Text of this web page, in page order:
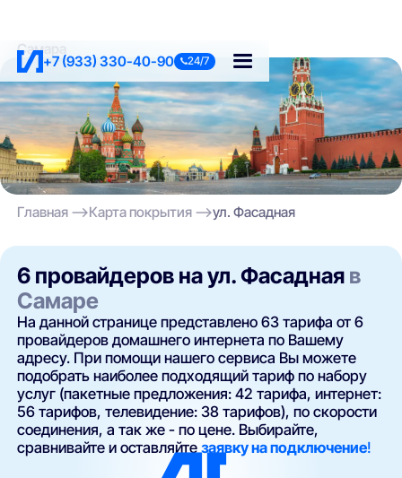
+7 (933) 330-40-90 24/7
Самара
Главная Карта покрытия ул. Фасадная
6 провайдеров на ул. Фасадная в
Самаре
На данной странице представлено 63 тарифа от 6
провайдеров домашнего интернета по Вашему
адресу. При помощи нашего сервиса Вы можете
подобрать наиболее подходящий тариф по набору
услуг (пакетные предложения: 42 тарифа, интернет:
56 тарифов, телевидение: 38 тарифов), по скорости
соединения, а так же - по цене. Выбирайте,
сравнивайте и оставляйтезаявку на подключение!